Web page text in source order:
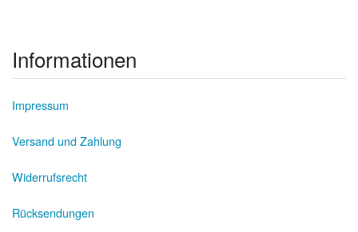
Informationen
Impressum
Versand und Zahlung
Widerrufsrecht
Rücksendungen